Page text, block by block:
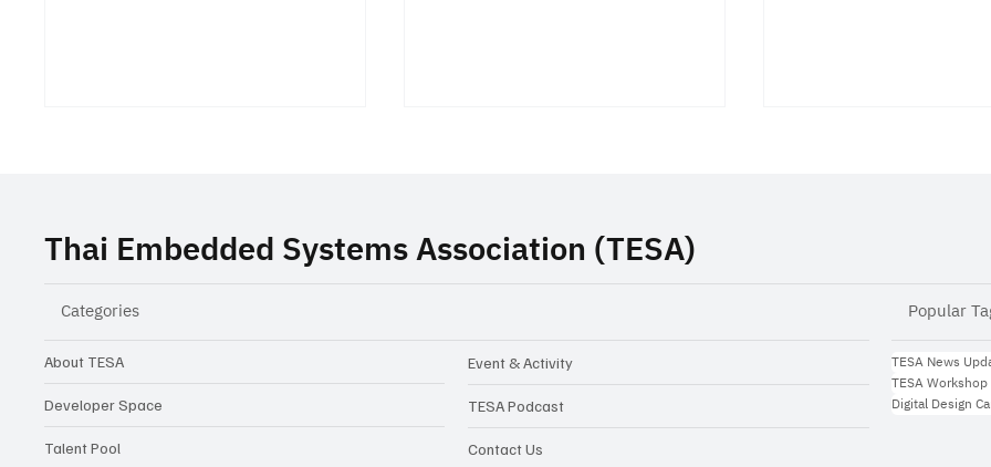
TESA ร่วมสนับสนุนงานสัมมนา
Building the Future of
Automotive Software
ความท้าทายในการทำ Startup
ในเมืองไทย จากไอเดีย...สู่ธุรกิจ
TESA ร่วมลงนามบันทึก
เข้าใจ (MOU) กับ Arrow
Electronics และ TIoT
Thai Embedded Systems Association (TESA)
Categories
About TESA
Developer Space
Talent Pool
Event & Activity
TESA Podcast
Contact Us
Popular
TESA News
TESA Workshop
Digital Design